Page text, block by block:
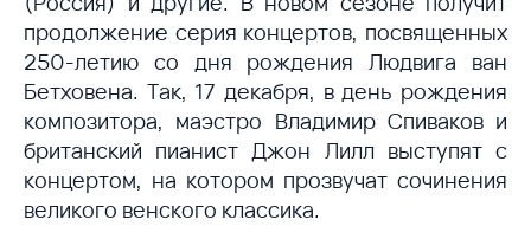
продолжение серия концертов, посвященных
250-летию со дня рождения Людвига ван
Бетховена. Так, 17 декабря, в день рождения
композитора, маэстро Владимир Спиваков и
британский пианист Джон Лилл выступят с
концертом, на котором прозвучат сочинения
великого венского классика.